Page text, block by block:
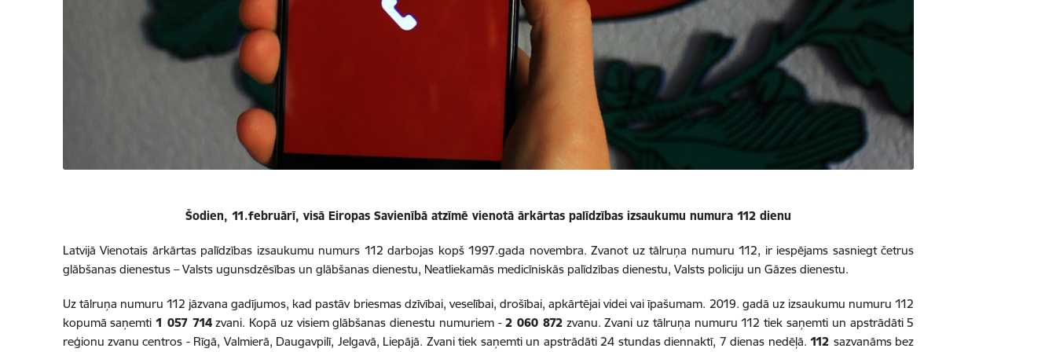
Šodien, 11.februārī, visā Eiropas Savienībā atzīmē vienotā ārkārtas palīdzības izsaukumu numura 112 dienu
Latvijā Vienotais ārkārtas palīdzības izsaukumu numurs 112 darbojas kopš 1997.gada novembra. Zvanot uz tālruņa numuru 112, ir iespējams sasniegt četrus
glābšanas dienestus – Valsts ugunsdzēsības un glābšanas dienestu, Neatliekamās medicīniskās palīdzības dienestu, Valsts policiju un Gāzes dienestu.
Uz tālruņa numuru 112 jāzvana gadījumos, kad pastāv briesmas dzīvībai, veselībai, drošībai, apkārtējai videi vai īpašumam. 2019. gadā uz izsaukumu numuru 112
kopumā saņemti1 057 714zvani. Kopā uz visiem glābšanas dienestu numuriem -2 060 872zvanu. Zvani uz tālruņa numuru 112 tiek saņemti un apstrādāti 5
reģionu zvanu centros - Rīgā, Valmierā, Daugavpilī, Jelgavā, Liepājā. Zvani tiek saņemti un apstrādāti 24 stundas diennaktī, 7 dienas nedēļā.112 sazvanāms bez